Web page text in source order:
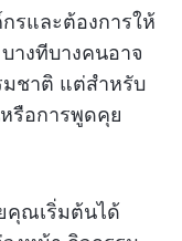
รและต้องการให้
างทีบางคนอาจ
มชาติ แต่สำหรับ
รือการพูดคุย
คุณเริ่มต้นได้